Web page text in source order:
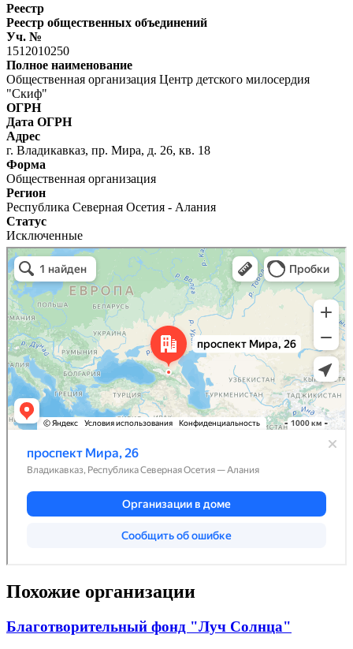
Реестр
Реестр общественных объединений
Уч. №
1512010250
Полное наименование
Общественная организация Центр детского милосердия
"Скиф"
ОГРН
Дата ОГРН
Адрес
г. Владикавказ, пр. Мира, д. 26, кв. 18
Форма
Общественная организация
Регион
Республика Северная Осетия - Алания
Статус
Исключенные
Похожие организации
Благотворительный фонд "Луч Солнца"